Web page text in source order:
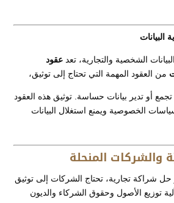
الشخصية والتجارية، تعد عقود
من العقود المهمة التي تحتاج إلى توثيق،
أو تدير بيانات حساسة. توثيق هذه العقود
الخصوصية ويمنع استغلال البيانات
شراكة تجارية، تحتاج الشركات إلى توثيق
توزيع الأصول وحقوق الشركاء والديون